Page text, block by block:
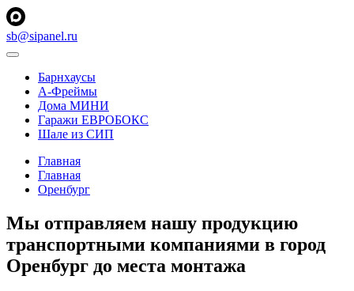
sb@sipanel.ru
Барнхаусы
А-Фреймы
Дома МИНИ
Гаражи ЕВРОБОКС
Шале из СИП
Главная
Главная
Оренбург
Мы отправляем нашу продукцию
транспортными компаниями в город
Оренбург до места монтажа